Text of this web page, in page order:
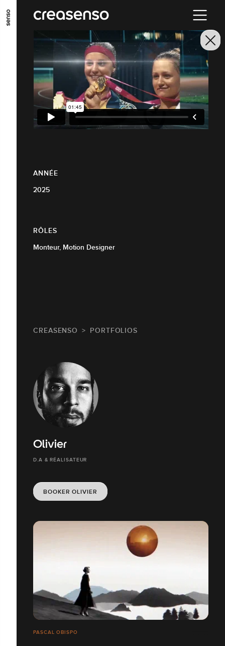
ALLER AU CONTENU PRINCIPAL
ALLER AU MENU PRINCIPAL
ALLER EN BAS DE PAGE
ANNÉE
2025
RÔLES
Monteur, Motion Designer
CREASENSO PORTFOLIOS
Olivier
D.A & RÉALISATEUR
BOOKER OLIVIER
PASCAL OBISPO